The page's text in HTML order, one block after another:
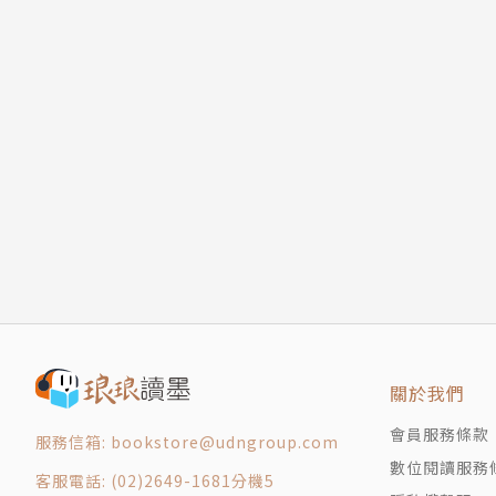
服務信箱: bookstore@udngroup.com
客服電話: (02)2649-1681分機5
關於我們
會員服務條款
數位閱讀服務